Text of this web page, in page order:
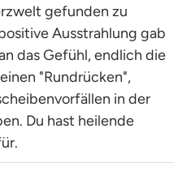
gefunden zu
Ausstrahlung gab
das Gefühl, endlich die
"Rundrücken",
in der
Du hast heilende